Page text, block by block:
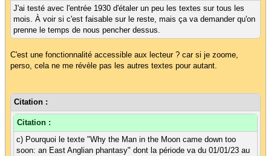
J'ai testé avec l'entrée 1930 d'étaler un peu les textes sur tous les
mois. À voir si c'est faisable sur le reste, mais ça va demander qu'on
prenne le temps de nous pencher dessus.
C'est une fonctionnalité accessible aux lecteur ? car si je zoome,
perso, cela ne me révèle pas les autres textes pour autant.
Citation :
Citation :
c) Pourquoi le texte "Why the Man in the Moon came down too
soon: an East Anglian phantasy" dont la période va du 01/01/23 au